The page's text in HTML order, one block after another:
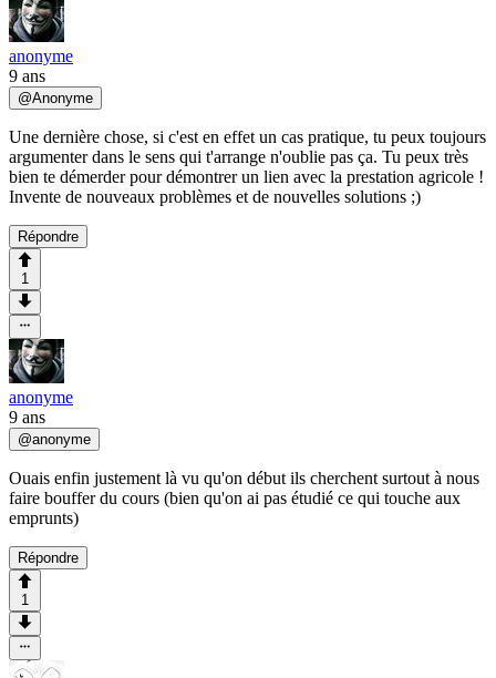
anonyme
9 ans
@Anonyme
Une dernière chose, si c'est en effet un cas pratique, tu peux toujours
argumenter dans le sens qui t'arrange n'oublie pas ça. Tu peux très
bien te démerder pour démontrer un lien avec la prestation agricole !
Invente de nouveaux problèmes et de nouvelles solutions ;)
Répondre
1
anonyme
9 ans
@anonyme
Ouais enfin justement là vu qu'on début ils cherchent surtout à nous
faire bouffer du cours (bien qu'on ai pas étudié ce qui touche aux
emprunts)
Répondre
1